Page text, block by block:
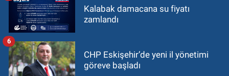
Kalabak damacana su fiyatı
zamlandı
CHP Eskişehir’de yeni il yönetimi
göreve başladı
6